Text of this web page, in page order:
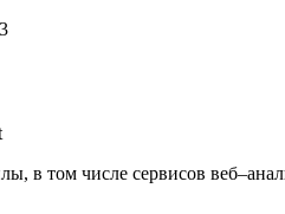
в том числе сервисов